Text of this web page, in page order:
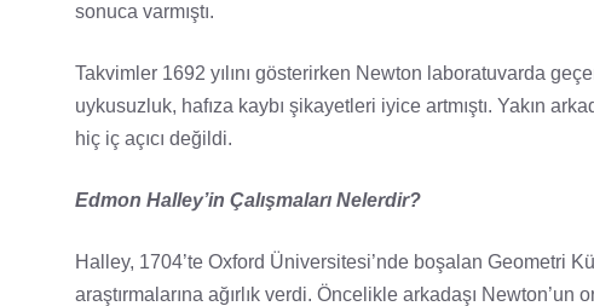
sonuca varmıştı.
Takvimler 1692 yılını gösterirken Newton laboratuvarda
uykusuzluk, hafıza kaybı şikayetleri iyice artmıştı. Yakın
hiç iç açıcı değildi.
Edmon Halley’in Çalışmaları Nelerdir?
Halley, 1704’te Oxford Üniversitesi’nde boşalan Geometri
araştırmalarına ağırlık verdi. Öncelikle arkadaşı Newton’un